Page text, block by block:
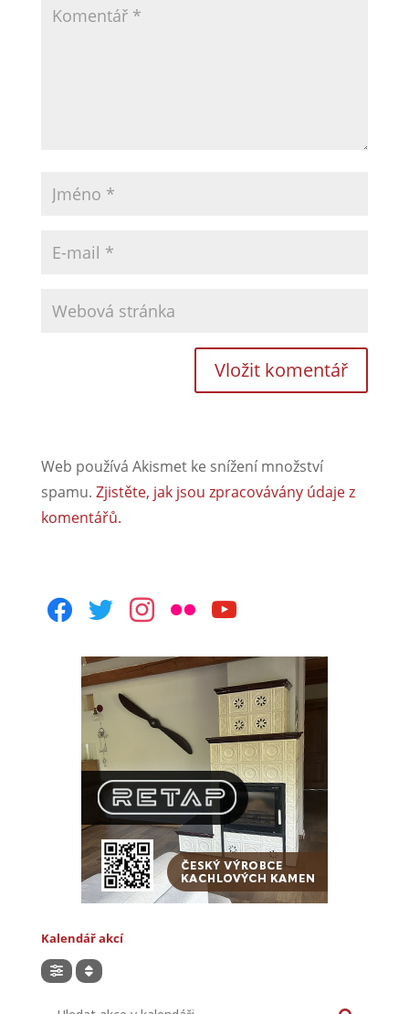
Web používá Akismet ke snížení množství
spamu. Zjistěte, jak jsou zpracovávány údaje z
komentářů.
facebooktwitterinstagram
flickr youtube
Kalendář akcí